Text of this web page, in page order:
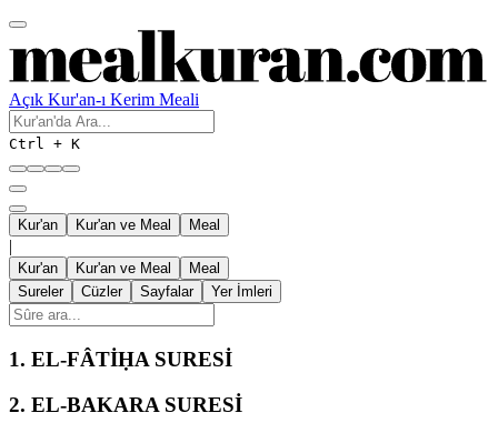
Açık Kur'an-ı Kerim Meali
Ctrl + K
Kur'an Kur'an ve Meal Meal
|
Kur'an Kur'an ve Meal
Meal
Sureler
Cüzler Sayfalar Yer İmleri
1. EL-FÂTİḤA SURESİ
2. EL-BAKARA SURESİ